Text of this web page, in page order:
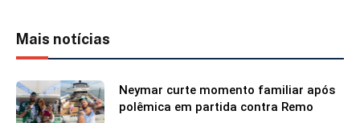
Mais notícias
Neymar curte momento familiar após
polêmica em partida contra Remo